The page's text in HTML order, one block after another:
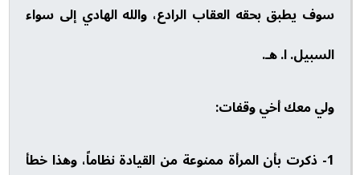
سوف يطبق بحقه العقاب الرادع، والله الهادي إلى سواء
السبيل. ا. هـ.
ولي معك أخي وقفات:
1- ذكرت بأن المرأة ممنوعة من القيادة نظاماً، وهذا خطأ